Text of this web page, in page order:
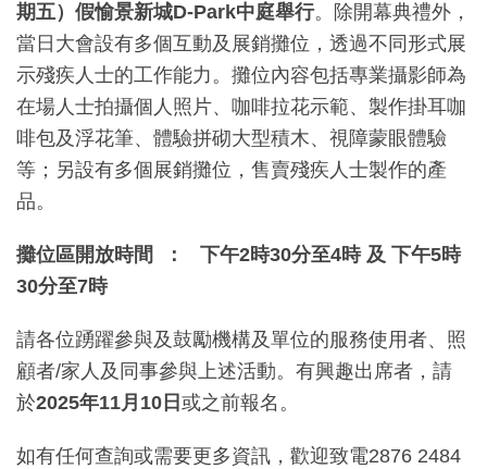
期五）假愉景新城D-Park中庭舉行。除開幕典禮外，
當日大會設有多個互動及展銷攤位，透過不同形式展
示殘疾人士的工作能力。攤位內容包括專業攝影師為
在場人士拍攝個人照片、咖啡拉花示範、製作掛耳咖
啡包及浮花筆、體驗拼砌大型積木、視障蒙眼體驗
等；另設有多個展銷攤位，售賣殘疾人士製作的產
品。
攤位區開放時間 ： 下午2時30分至4時 及 下午5時
30分至7時
請各位踴躍參與及鼓勵機構及單位的服務使用者、照
顧者/家人及同事參與上述活動。有興趣出席者，請
於2025年11月 10 日 或之前報名。
如有任何查詢或需要更多資訊，歡迎致電2876 2484